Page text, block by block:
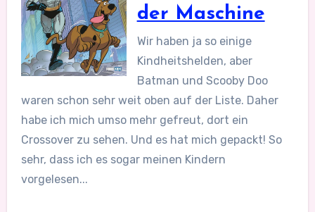
der Maschine
Wir haben ja so einige
Kindheitshelden, aber
Batman und Scooby Doo
waren schon sehr weit oben auf der Liste. Daher
habe ich mich umso mehr gefreut, dort ein
Crossover zu sehen. Und es hat mich gepackt! So
sehr, dass ich es sogar meinen Kindern
vorgelesen...